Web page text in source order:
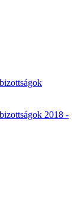
2018 -